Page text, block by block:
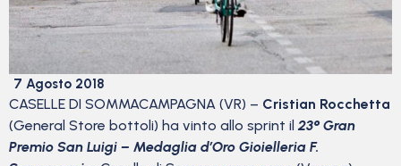
7 Agosto 2018
CASELLE DI SOMMACAMPAGNA (VR) – Cristian Rocchetta
(General Store bottoli) ha vinto allo sprint il 23° Gran
Premio San Luigi – Medaglia d’Oro Gioielleria F.